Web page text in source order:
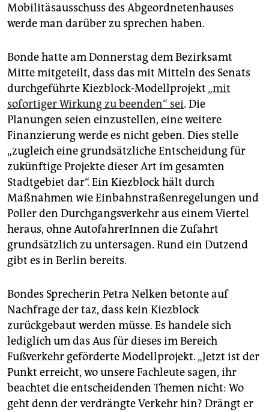
Mobilitäsausschuss des Abgeordnetenhauses
werde man darüber zu sprechen haben.
Bonde hatte am Donnerstag dem Bezirksamt
Mitte mitgeteilt, dass das mit Mitteln des Senats
durchgeführte Kiezblock-Modellprojekt „mit
sofortiger Wirkung zu beenden“ sei. Die
Planungen seien einzustellen, eine weitere
Finanzierung werde es nicht geben. Dies stelle
„zugleich eine grundsätzliche Entscheidung für
zukünftige Projekte dieser Art im gesamten
Stadtgebiet dar“. Ein Kiezblock hält durch
Maßnahmen wie Einbahnstraßenregelungen und
Poller den Durchgangsverkehr aus einem Viertel
heraus, ohne AutofahrerInnen die Zufahrt
grundsätzlich zu untersagen. Rund ein Dutzend
gibt es in Berlin bereits.
Bondes Sprecherin Petra Nelken betonte auf
Nachfrage der taz, dass kein Kiezblock
zurückgebaut werden müsse. Es handele sich
lediglich um das Aus für dieses im Bereich
Fußverkehr geförderte Modellprojekt. „Jetzt ist der
Punkt erreicht, wo unsere Fachleute sagen, ihr
beachtet die entscheidenden Themen nicht: Wo
geht denn der verdrängte Verkehr hin? Drängt er